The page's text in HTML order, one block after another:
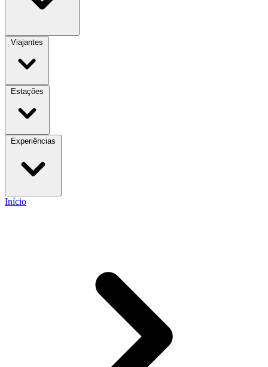
Viajantes
Estações
Experiências
Início